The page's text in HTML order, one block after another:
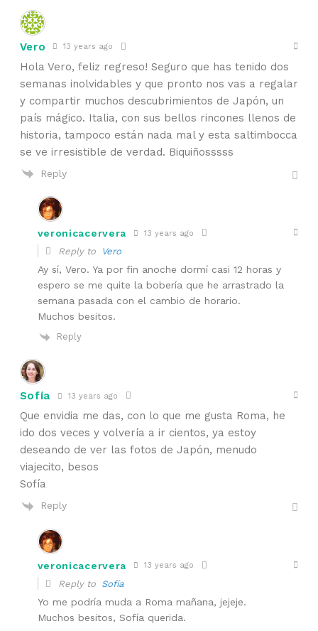
Vero 13 years ago
Hola Vero, feliz regreso! Seguro que has tenido dos
semanas inolvidables y que pronto nos vas a regalar
y compartir muchos descubrimientos de Japón, un
país mágico. Italia, con sus bellos rincones llenos de
historia, tampoco están nada mal y esta saltimbocca
se ve irresistible de verdad. Biquiñosssss
Reply
veronicacervera 13 years ago
Reply to Vero
Ay sí, Vero. Ya por fin anoche dormí casi 12 horas y
espero se me quite la bobería que he arrastrado la
semana pasada con el cambio de horario.
Muchos besitos.
Reply
Sofía 13 years ago
Que envidia me das, con lo que me gusta Roma, he
ido dos veces y volvería a ir cientos, ya estoy
deseando de ver las fotos de Japón, menudo
viajecito, besos
Sofía
Reply
veronicacervera 13 years ago
Reply to Sofía
Yo me podría muda a Roma mañana, jejeje.
Muchos besitos, Sofía querida.